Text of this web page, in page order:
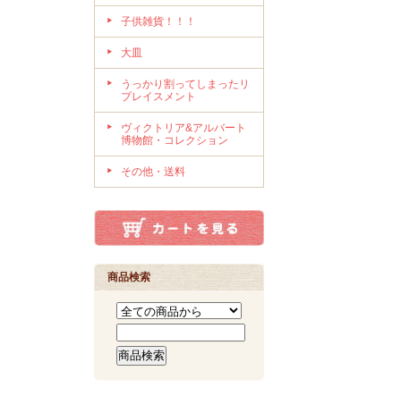
子供雑貨！！！
大皿
うっかり割ってしまったリ
プレイスメント
ヴィクトリア&アルバート
博物館・コレクション
その他・送料
商品検索